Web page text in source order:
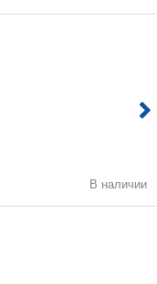
В наличии